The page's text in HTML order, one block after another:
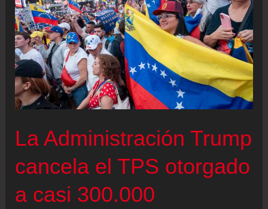
La Administración Trump
cancela el TPS otorgado
a casi 300.000